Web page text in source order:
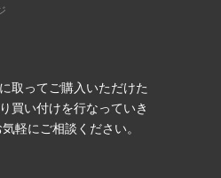
取ってご購入いただけた
買い付けを行なっていき
軽にご相談ください。